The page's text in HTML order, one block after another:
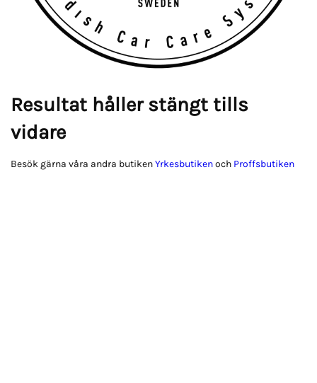
Resultat håller stängt tills
vidare
Besök gärna våra andra butikenYrkesbutikenoch Proffsbutiken